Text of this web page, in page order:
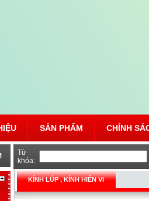
SẢN PHẨM CHÍNH
Từ
khóa:
KÍNH LÚP , KÍNH HIỂN VI